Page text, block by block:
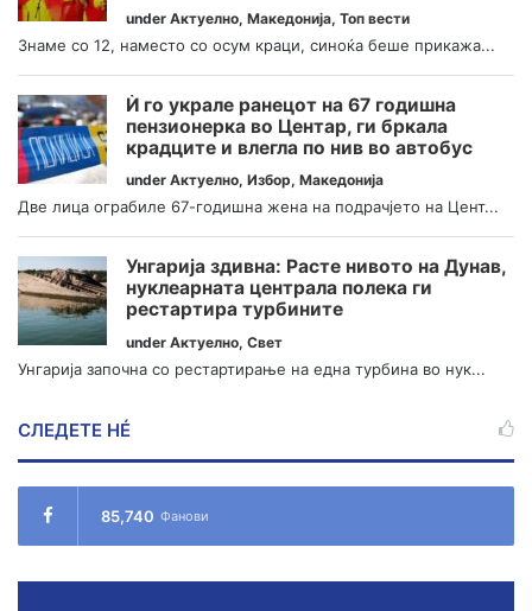
under Актуелно, Македонија, Топ вести
Знаме со 12, наместо со осум краци, синоќа беше прикажа...
Ѝ го украле ранецот на 67 годишна
пензионерка во Центар, ги бркала
крадците и влегла по нив во автобус
under Актуелно, Избор, Македонија
Две лица ограбиле 67-годишна жена на подрачјето на Цент...
Унгарија здивна: Расте нивото на Дунав,
нуклеарната централа полека ги
рестартира турбините
under Актуелно, Свет
Унгарија започна со рестартирање на една турбина во нук...
СЛЕДЕТЕ НÉ
85,740 Фанови